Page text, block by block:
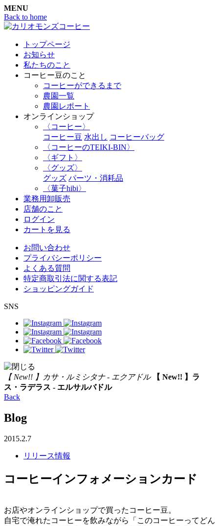
MENU
Back to home
トップページ
お知らせ
私たちのこと
コーヒー豆のこと
コーヒーができるまで
農園一覧
農園レポート
オンラインショップ
〈コーヒー〉
コーヒー豆 水出し コーヒーバッグ
〈コーヒーのTEIKI-BIN〉
〈ギフト〉
〈グッズ〉
グッズ パーツ・消耗品
〈菓子hibi〉
業務用卸販売
店舗のこと
ログイン
カートを見る
お問い合わせ
プライバシーポリシー
よくある質問
特定商取引法に関する表記
ショッピングガイド
SNS
【 New!! 】カサ・ルミシタナ - エクアドル
【 New!! 】ラ
ス・ラデラス - エルサルバドル
Back
Blog
2015.2.7
リリース情報
コーヒーインフォメーションカード
お店やオンラインショップで買ったコーヒー豆。
自宅で淹れたコーヒーを飲みながら「このコーヒーってどん